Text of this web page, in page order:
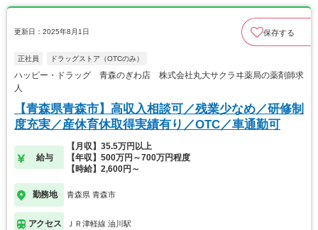
更新日：2025年8月1日 保存する
正社員 ドラッグストア（OTCのみ）
ハッピー・ドラッグ 青森のぎわ店 株式会社丸大サクラヰ薬局の薬剤師求
人
【青森県青森市】高収入相談可／残業少なめ／研修制
度充実／産休育休取得実績有り／OTC／車通勤可
給与
【月収】35.5万円以上
【年収】500万円～700万円程度
【時給】2,600円～
勤務地 青森県 青森市
アクセス ＪＲ津軽線 油川駅